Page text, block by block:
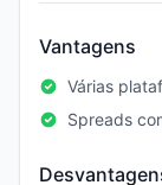
Vantagens
Várias
Spreads